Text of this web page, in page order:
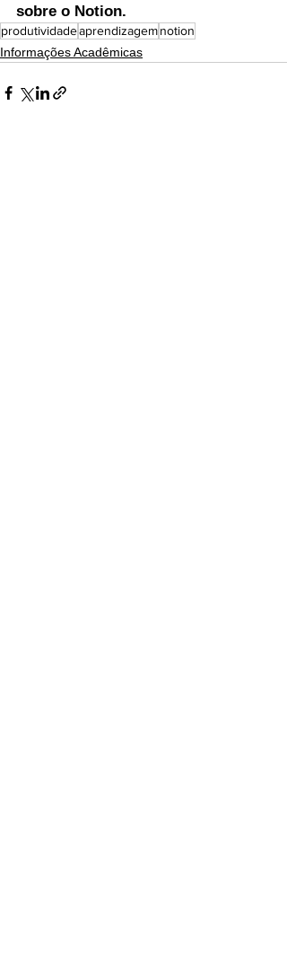
sobre o Notion.
produtividadeaprendizagemnotion
Informações Acadêmicas